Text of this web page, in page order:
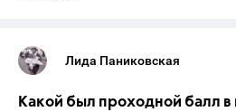
Лида Паниковская
Какой был проходной балл в